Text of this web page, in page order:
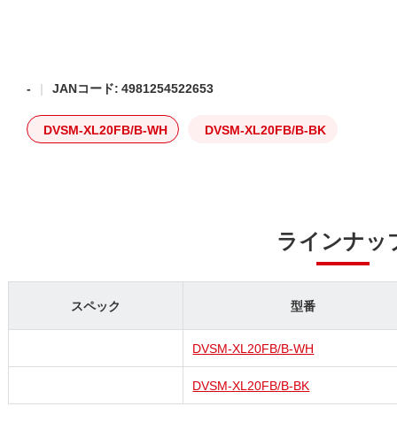
- JANコード: 4981254522653
DVSM-XL20FB/B-WH DVSM-XL20FB/B-BK
ラインナッ
スペック 型番
DVSM-XL20FB/B-WH
DVSM-XL20FB/B-BK